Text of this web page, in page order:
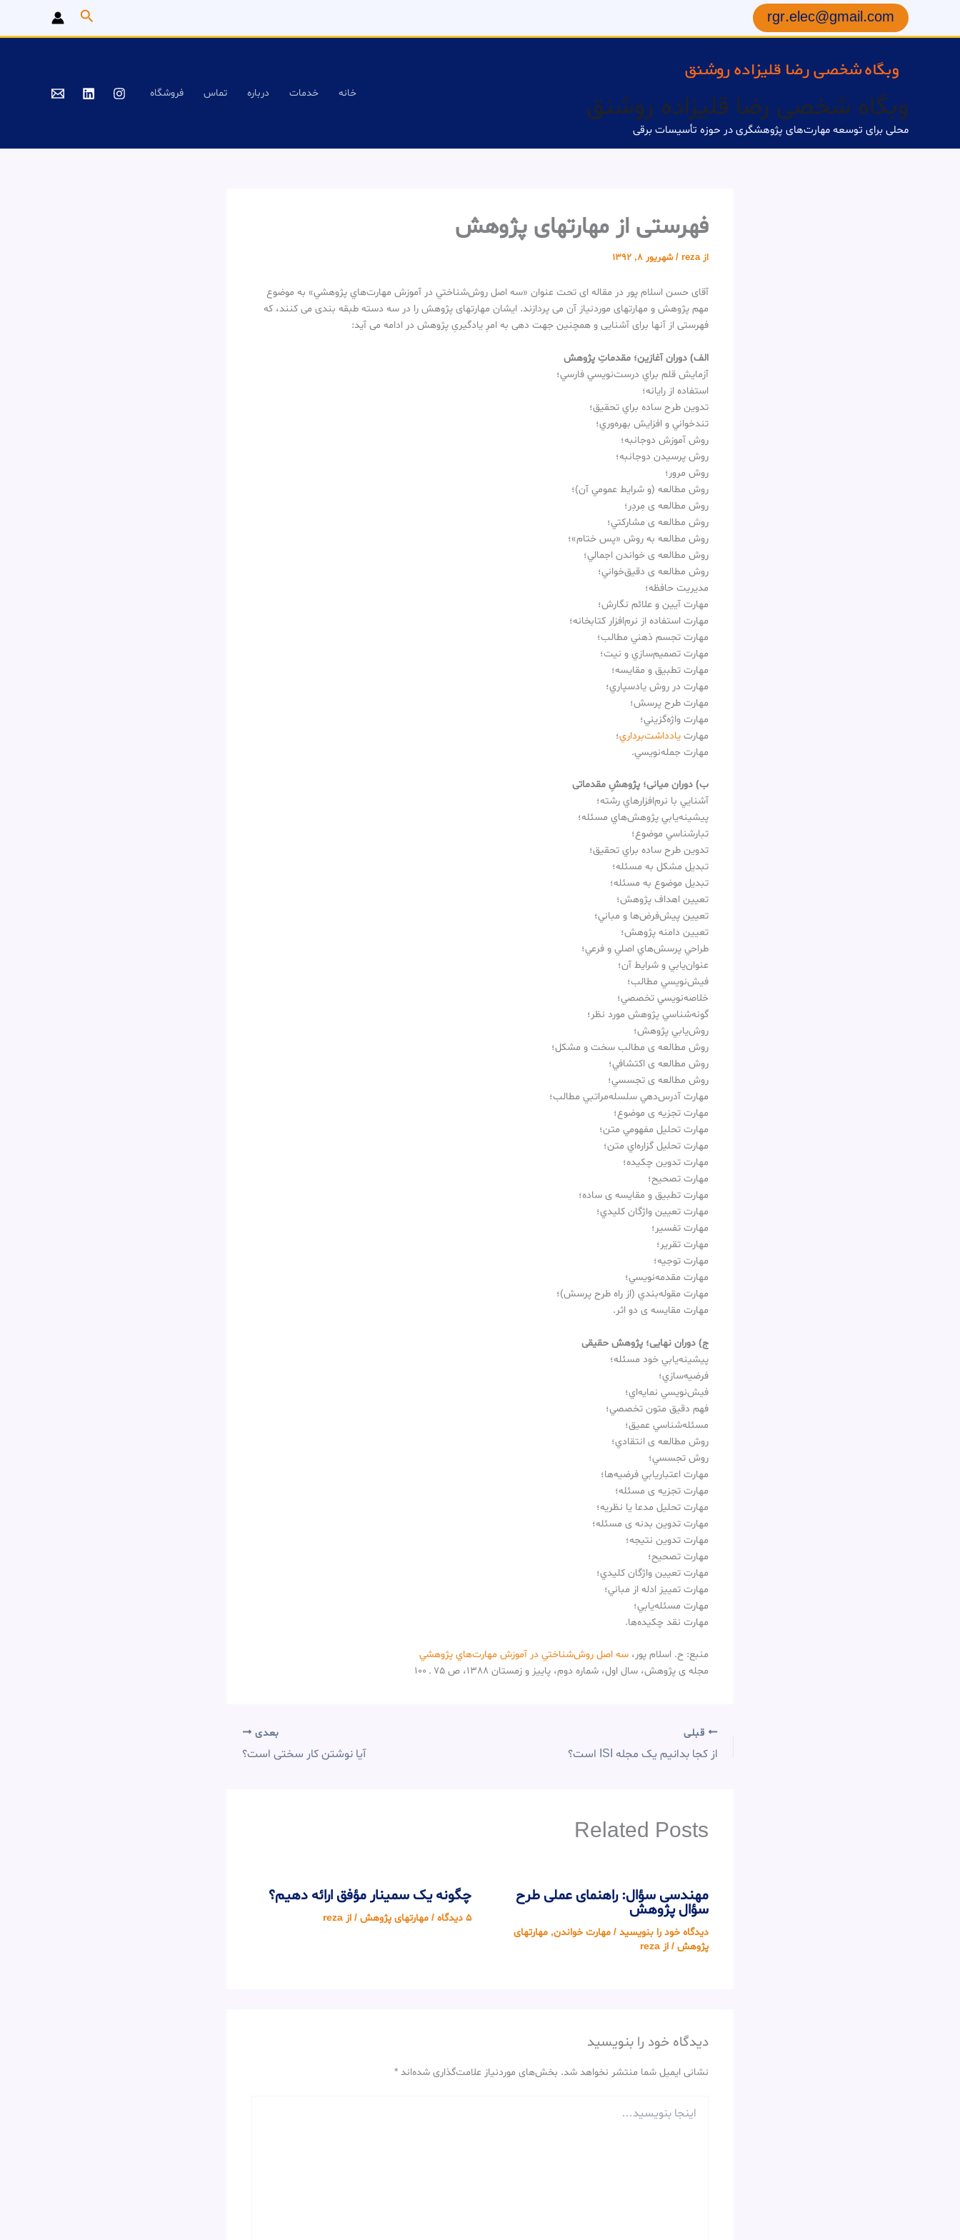
محتوا
rgr.elec@gmail.com جستجو
وبگاه شخصی رضا قلیزاده روشنق
محلی برای توسعه مهارت‌های پژوهشگری در حوزه تأسیسات برقی
خانه خدمات درباره تماس فروشگاه
فهرستی از مهارتهای پژوهش
از reza
/شهریور 8, 1392
آقای حسن اسلام پور در مقاله ای تحت عنوان «سه اصل روش‌شناختي در آموزش مهارت‌هاي پژوهشي» به موضوع
مهم پژوهش و مهارتهای موردنیاز آن می پردازند. ایشان مهارتهای پژوهش را در سه دسته طبقه بندی می کنند، که
فهرستی از آنها برای آشنایی و همچنین جهت دهی به امرِ یادگیریِ پژوهش در ادامه می آید:
الف) دوران آغازین؛ مقدماتِ پژوهش
آزمايش‌ قلم براي درست‌نويسي فارسي؛
استفاده از رايانه؛
تدوين طرح ساده براي تحقيق؛
تندخواني و افزايش بهره‌وري؛
روش آموزش دوجانبه؛
روش پرسيدن دوجانبه؛
روش مرور؛
روش مطالعه (و شرايط عمومي آن)؛
روش مطالعه ی مِردِر؛
روش مطالعه ی مشاركتي؛
روش مطالعه به روش «پس ختام»؛
روش مطالعه ی خواندن اجمالي؛
روش مطالعه ی دقيق‌خواني؛
مديريت حافظه؛
مهارت آيين و علائم نگارش؛
مهارت استفاده از نرم‌افزار كتابخانه؛
مهارت تجسم ذهني مطالب؛
مهارت تصميم‌سازي و نيت؛
مهارت تطبيق و مقايسه؛
مهارت در روش يادسپاري؛
مهارت طرح پرسش؛
مهارت واژه‌گزيني؛
مهارت يادداشت‌برداري؛
مهارت جمله‌نويسي.
ب) دوران میانی؛ پژوهشِ مقدماتی
آشنايي با نرم‌افزارهاي رشته؛
پيشينه‌يابي پژوهش‌هاي مسئله؛
تبارشناسي موضوع؛
تدوين طرح ساده براي تحقيق؛
تبديل مشكل به مسئله؛
تبديل موضوع به مسئله؛
تعيين اهداف پژوهش؛
تعيين پيش‌فرض‌ها و مباني؛
تعيين دامنه پژوهش؛
طراحي پرسش‌هاي اصلي و فرعي؛
عنوان‌يابي و شرايط آن؛
فيش‌نويسي مطالب؛
خلاصه‌نويسي تخصصي؛
گونه‌شناسي پژوهش مورد نظر؛
روش‌يابي پژوهش؛
روش مطالعه ی مطالب سخت و مشكل؛
روش مطالعه ی اكتشافي؛
روش مطالعه ی تجسسي؛
مهارت آدرس‌دهي سلسله‌مراتبي مطالب؛
مهارت تجزيه ی موضوع؛
مهارت تحليل مفهومي متن؛
مهارت تحليل گزاره‌اي متن؛
مهارت تدوين چكيده؛
مهارت تصحيح؛
مهارت تطبيق و مقايسه ی ساده؛
مهارت تعيين واژگان كليدي؛
مهارت تفسير؛
مهارت تقرير؛
مهارت توجيه؛
مهارت مقدمه‌نويسي؛
مهارت مقوله‌بندي (از راه طرح پرسش)؛
مهارت مقايسه ی دو اثر.
ج) دوران نهایی؛ پژوهش حقیقی
پيشينه‌يابي خود مسئله؛
فرضيه‌سازي؛
فيش‌نويسي نمايه‌اي؛
فهم دقيق متون تخصصي؛
مسئله‌شناسي عميق؛
روش مطالعه ی انتقادي؛
روش تجسسي؛
مهارت اعتباريابي فرضيه‌ها؛
مهارت تجزيه ی مسئله؛
مهارت تحليل مدعا يا نظريه؛
مهارت تدوين بدنه ی مسئله؛
مهارت تدوين نتيجه؛
مهارت تصحيح؛
مهارت تعيين واژگان كليدي؛
مهارت تمييز ادله از مباني؛
مهارت مسئله‌يابي؛
مهارت نقد چكيده‌ها.
منبع: ح. اسلام پور، سه اصل روش‌شناختي در آموزش مهارت‌هاي پژوهشي
مجله ی پژوهش، سال اول، شماره دوم، پاييز و زمستان 1388، ص 75 ـ 100
قبلی
از کجا بدانیم یک مجله ISI است؟
بعدی
آیا نوشتن کار سختی است؟
Related Posts
مهندسی سؤال: راهنمای عملی طرح
سؤال پژوهش
دیدگاه‌ خود را بنویسید / مهارت خواندن, مهارتهای
پژوهش / از reza
چگونه یک سمینار مؤفق ارائه دهیم؟
5 دیدگاه /مهارتهای پژوهش / از reza
دیدگاه‌ خود را بنویسید
نشانی ایمیل شما منتشر نخواهد شد. بخش‌های موردنیاز علامت‌گذاری شده‌اند *
بنویسید…